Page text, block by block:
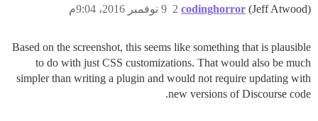
codinghorror (Jeff Atwood) 9 نوفمبر 2016، 9:04م 2
Based on the screenshot, this seems like something that is plausible
to do with just CSS customizations. That would also be much
simpler than writing a plugin and would not require updating with
new versions of Discourse code.